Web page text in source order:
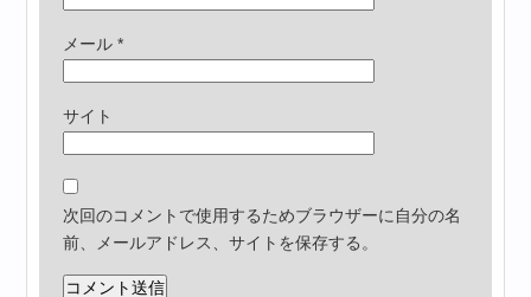
メール*
サイト
次回のコメントで使用するためブラウザーに自分の名
前、メールアドレス、サイトを保存する。